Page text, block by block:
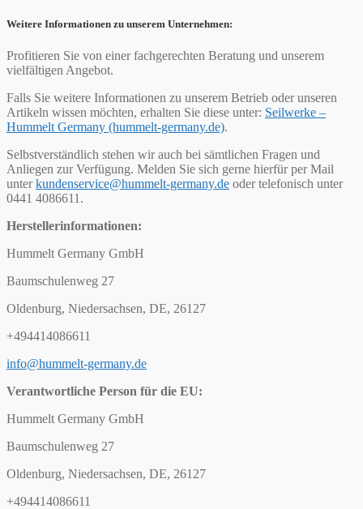
Weitere Informationen zu unserem Unternehmen:
Profitieren Sie von einer fachgerechten Beratung und unserem
vielfältigen Angebot.
Falls Sie weitere Informationen zu unserem Betrieb oder unseren
Artikeln wissen möchten, erhalten Sie diese unter: Seilwerke –
Hummelt Germany (hummelt-germany.de).
Selbstverständlich stehen wir auch bei sämtlichen Fragen und
Anliegen zur Verfügung. Melden Sie sich gerne hierfür per Mail
unterkundenservice@hummelt-germany.de oder telefonisch unter
0441 4086611.
Herstellerinformationen:
Hummelt Germany GmbH
Baumschulenweg 27
Oldenburg, Niedersachsen, DE, 26127
+494414086611
info@hummelt-germany.de
Verantwortliche Person für die EU:
Hummelt Germany GmbH
Baumschulenweg 27
Oldenburg, Niedersachsen, DE, 26127
+494414086611